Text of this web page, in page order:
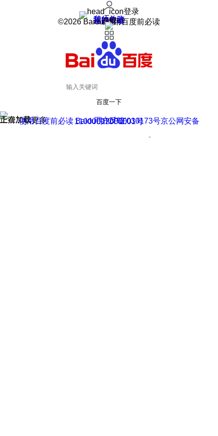
登录
我的关注
我的收藏
皮肤中心
用户反馈
设置
©2026 Baidu 使用百度前必读
百度一下
正在加载
上滑加载更多 用户反馈
使用百度前必读 Baidu 京ICP证030173号
京公网安备11000002000001号